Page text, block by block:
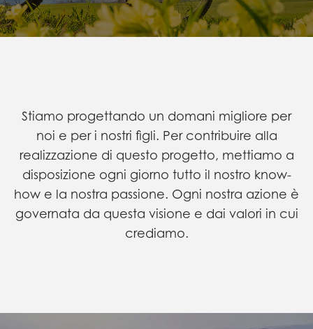
Stiamo progettando un domani migliore per
noi e per i nostri figli. Per contribuire alla
realizzazione di questo progetto, mettiamo a
disposizione ogni giorno tutto il nostro know-
how e la nostra passione. Ogni nostra azione è
governata da questa visione e dai valori in cui
crediamo.